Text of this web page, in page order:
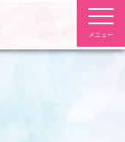
メニュー